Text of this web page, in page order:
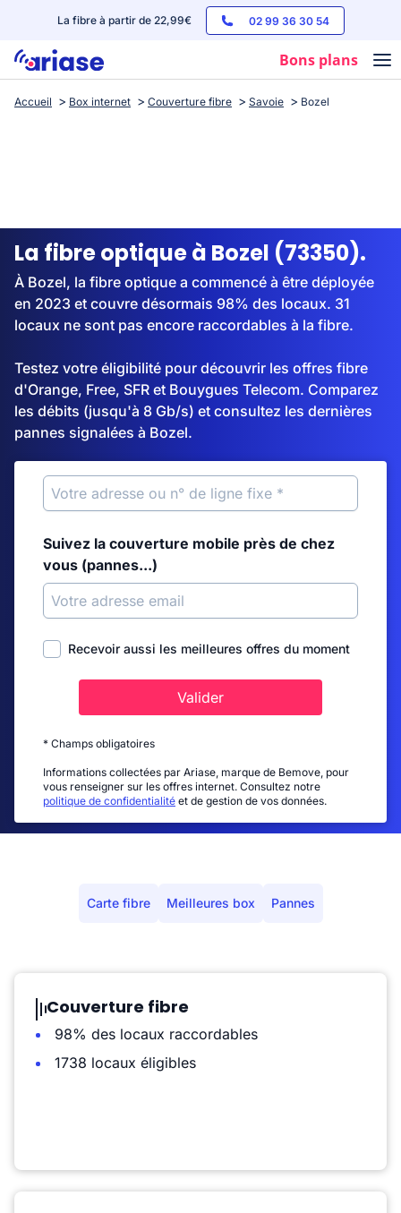
La fibre à partir de 22,99€ 02 99 36 30 54
Bons plans
Box internet
Streaming
Accueil Box internet Couverture fibre Savoie Bozel
La fibre optique à Bozel (73350).
À Bozel, la fibre optique a commencé à être déployée
en 2023 et couvre désormais 98% des locaux. 31
locaux ne sont pas encore raccordables à la fibre.
Testez votre éligibilité pour découvrir les offres fibre
d'Orange, Free, SFR et Bouygues Telecom. Comparez
les débits (jusqu'à 8 Gb/s) et consultez les dernières
pannes signalées à Bozel.
Suivez la couverture mobile près de chez
vous (pannes...)
Recevoir aussi les meilleures offres du moment
Valider
* Champs obligatoires
Informations collectées par Ariase, marque de Bemove, pour
vous renseigner sur les offres internet. Consultez notre
politique de confidentialité et de gestion de vos données.
Carte fibre Meilleures box Pannes
Couverture fibre
98% des locaux raccordables
1738 locaux éligibles